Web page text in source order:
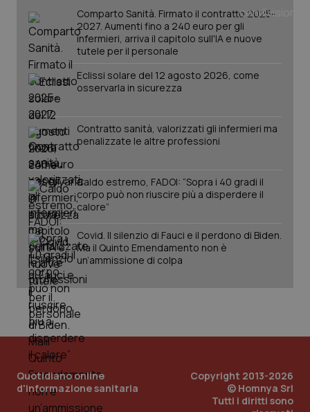
Comparto Sanità. Firmato il contratto 2025-
2027. Aumenti fino a 240 euro per gli
infermieri, arriva il capitolo sull'IA e nuove
tutele per il personale
Eclissi solare del 12 agosto 2026, come
osservarla in sicurezza
Contratto sanità, valorizzati gli infermieri ma
penalizzate le altre professioni
Caldo estremo, FADOI: “Sopra i 40 gradi il
corpo può non riuscire più a disperdere il
calore”
Covid. Il silenzio di Fauci e il perdono di Biden.
Ma il Quinto Emendamento non è
un’ammissione di colpa
Quotidiano online
d'informazione sanitaria
Copyright 2013-2026
© Homnya Srl
Tutti i diritti sono
tracking-sites-ironfish-
tracking-enable
tracking-sites-ironfish-
session-id
www.quotidianosanita.it
_ga